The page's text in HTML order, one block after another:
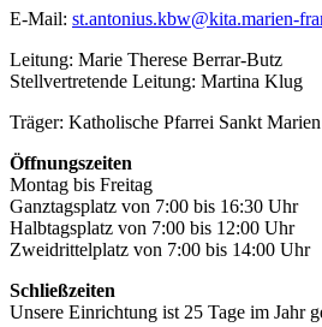
E-Mail: st.antonius.kbw@kita.marien-
Leitung: Marie Therese Berrar-Butz
Stellvertretende Leitung: Martina Klug
Träger: Katholische Pfarrei Sankt Marien
Öffnungszeiten
Montag bis Freitag
Ganztagsplatz von 7:00 bis 16:30 Uhr
Halbtagsplatz von 7:00 bis 12:00 Uhr
Zweidrittelplatz von 7:00 bis 14:00 Uhr
Schließzeiten
Unsere Einrichtung ist 25 Tage im Jahr